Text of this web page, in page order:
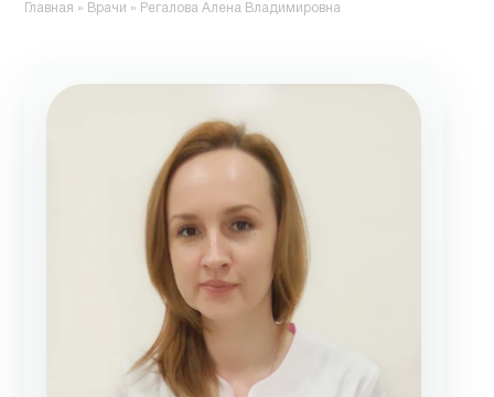
Главная » Врачи » Регалова Алена Владимировна